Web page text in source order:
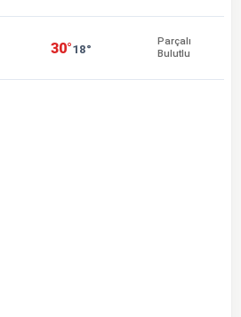
30°18°
Parçalı
Bulutlu